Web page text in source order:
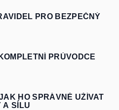
PRO BEZPEČNÝ
PRŮVODCE
HO SPRÁVNĚ UŽÍVAT
A SÍLU